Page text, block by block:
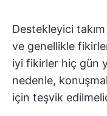
Destekleyici
ve genellikle
iyi fikirler hiç gün
nedenle,
için teşvik